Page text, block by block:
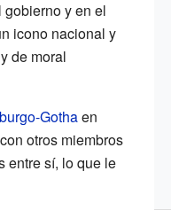
y en el
icono nacional y
de moral
Gothaen
otros miembros
entre sí, lo que le